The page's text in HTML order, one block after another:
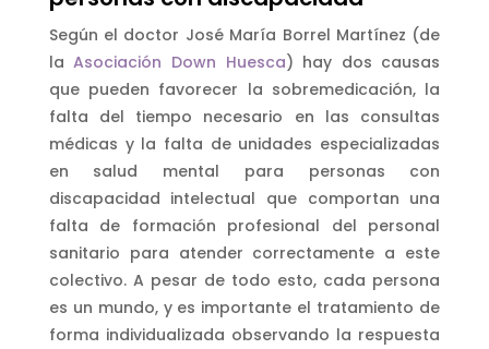
Según el doctor José María Borrel Martínez (de
laAsociación Down Huesca) hay dos causas
que pueden favorecer la sobremedicación, la
falta del tiempo necesario en las consultas
médicas y la falta de unidades especializadas
en salud mental para personas con
discapacidad intelectual que comportan una
falta de formación profesional del personal
sanitario para atender correctamente a este
colectivo. A pesar de todo esto, cada persona
es un mundo, y es importante el tratamiento de
forma individualizada observando la respuesta